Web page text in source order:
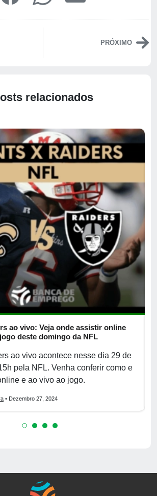
PRÓXIMO
relacionados
ao vivo: Veja onde assistir online
deste domingo da NFL
ao vivo acontece nesse dia 29 de
pela NFL. Venha conferir como e
e ao vivo ao jogo.
• Dezembro 27, 2024